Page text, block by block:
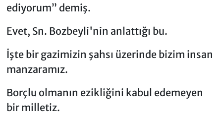
ediyorum” demiş.
Evet, Sn. Bozbeyli'nin anlattığı bu.
İşte bir gazimizin şahsı üzerinde bizim insan
manzaramız.
Borçlu olmanın ezikliğini kabul edemeyen
bir milletiz.